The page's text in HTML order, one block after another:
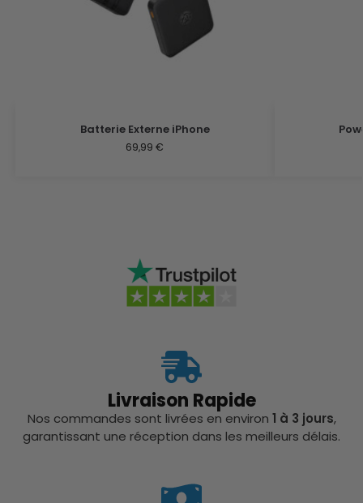
Batterie Externe iPhone
69,99€
Livraison Rapide
Nos commandes sont livrées en environ 1 à 3 jours,
garantissant une réception dans les meilleurs délais.